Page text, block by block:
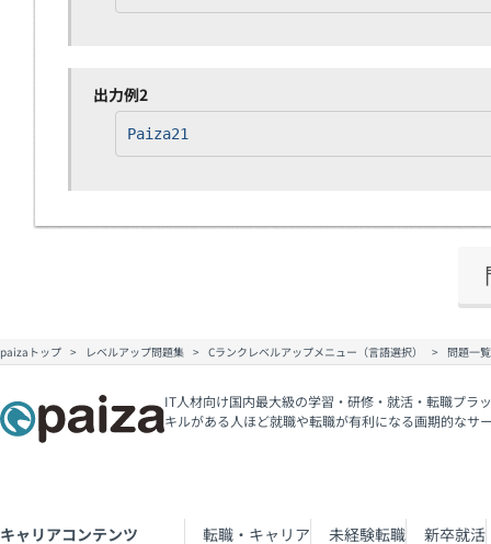
出力例2
Paiza21
paizaトップ レベルアップ問題集 Cランクレベルアップメニュー（言語選択） 問題一覧
IT人材向け国内最大級の学習・研修・就活・転職プラ
キルがある人ほど就職や転職が有利になる画期的なサ
キャリアコンテンツ 転職・キャリア 未経験転職
新卒就活